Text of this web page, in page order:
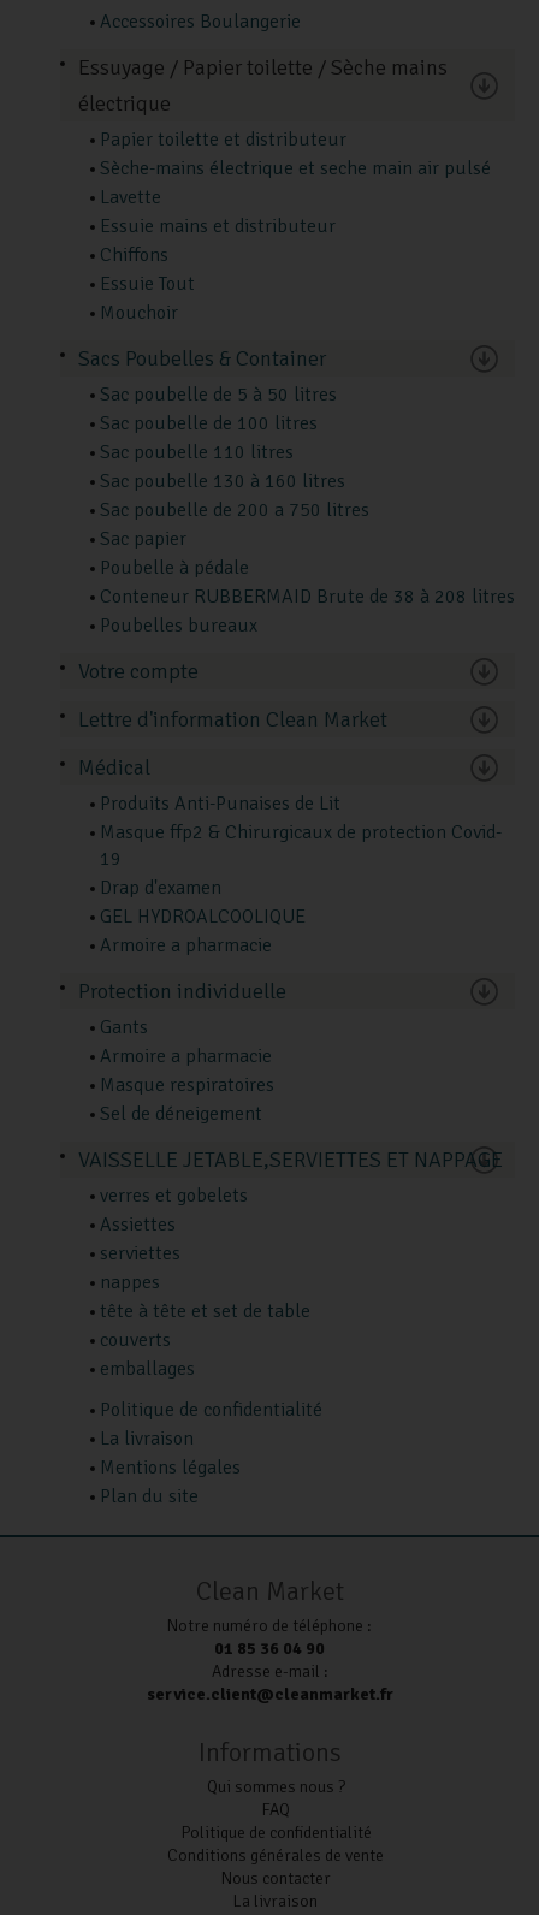
Accessoires Boulangerie
Essuyage / Papier toilette / Sèche mains
électrique
Papier toilette et distributeur
Sèche-mains électrique et seche main air pulsé
Lavette
Essuie mains et distributeur
Chiffons
Essuie Tout
Mouchoir
Sacs Poubelles & Container
Sac poubelle de 5 à 50 litres
Sac poubelle de 100 litres
Sac poubelle 110 litres
Sac poubelle 130 à 160 litres
Sac poubelle de 200 a 750 litres
Sac papier
Poubelle à pédale
Conteneur RUBBERMAID Brute de 38 à 208 litres
Poubelles bureaux
Votre compte
Lettre d'information Clean Market
Médical
Produits Anti-Punaises de Lit
Masque ffp2 & Chirurgicaux de protection Covid-
19
Drap d'examen
GEL HYDROALCOOLIQUE
Armoire a pharmacie
Protection individuelle
Gants
Armoire a pharmacie
Masque respiratoires
Sel de déneigement
VAISSELLE JETABLE,SERVIETTES ET NAPPAGE
verres et gobelets
Assiettes
serviettes
nappes
tête à tête et set de table
couverts
emballages
Politique de confidentialité
La livraison
Mentions légales
Plan du site
Clean Market
Notre numéro de téléphone :
01 85 36 04 90
Adresse e-mail :
service.client@cleanmarket.fr
Informations
Qui sommes nous ?
FAQ
Politique de confidentialité
Conditions générales de vente
Nous contacter
La livraison